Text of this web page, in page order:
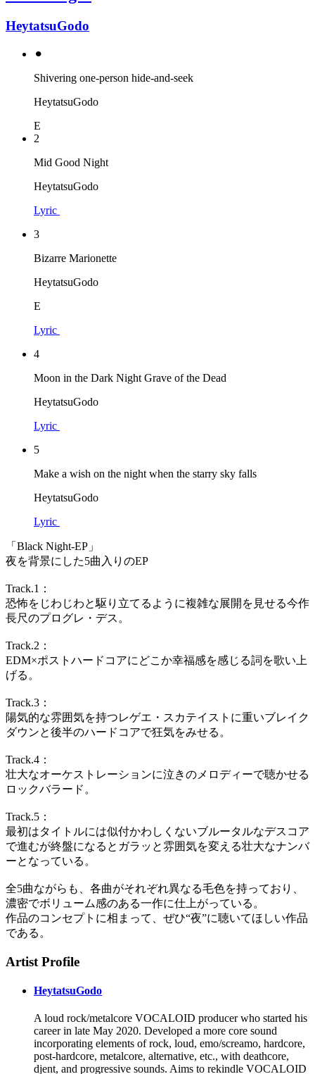
HeytatsuGodo
⚫︎
Shivering one-person hide-and-seek
HeytatsuGodo
E
2
Mid Good Night
HeytatsuGodo
Lyric
3
Bizarre Marionette
HeytatsuGodo
E
Lyric
4
Moon in the Dark Night Grave of the Dead
HeytatsuGodo
Lyric
5
Make a wish on the night when the starry sky falls
HeytatsuGodo
Lyric
「Black Night-EP」
夜を背景にした5曲入りのEP
Track.1：
恐怖をじわじわと駆り立てるように複雑な展開を見せる今作
長尺のプログレ・デス。
Track.2：
EDM×ポストハードコアにどこか幸福感を感じる詞を歌い上
げる。
Track.3：
陽気的な雰囲気を持つレゲエ・スカテイストに重いブレイク
ダウンと後半のハードコアで狂気をみせる。
Track.4：
壮大なオーケストレーションに泣きのメロディーで聴かせる
ロックバラード。
Track.5：
最初はタイトルには似付かわしくないブルータルなデスコア
で進むが終盤になるとガラッと雰囲気を変える壮大なナンバ
ーとなっている。
全5曲ながらも、各曲がそれぞれ異なる毛色を持っており、
濃密でボリューム感のある一作に仕上がっている。
作品のコンセプトに相まって、ぜひ“夜”に聴いてほしい作品
である。
Artist Profile
HeytatsuGodo
A loud rock/metalcore VOCALOID producer who started his
career in late May 2020. Developed a more core sound
incorporating elements of rock, loud, emo/screamo, hardcore,
post-hardcore, metalcore, alternative, etc., with deathcore,
djent, and progressive sounds. Aims to rekindle VOCALOID